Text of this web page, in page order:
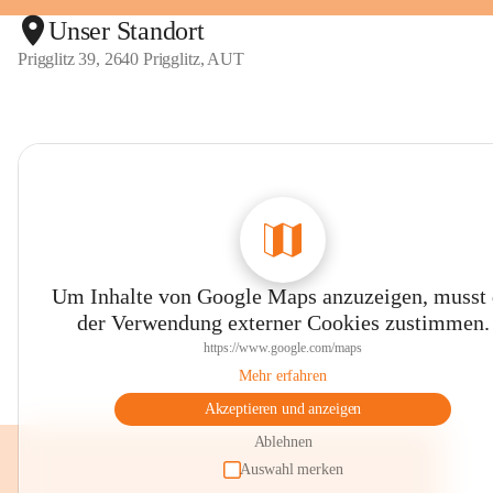
Unser Standort
Prigglitz 39, 2640 Prigglitz, AUT
Um Inhalte von Google Maps anzuzeigen, musst
der Verwendung externer Cookies zustimmen.
https://www.google.com/maps
Mehr erfahren
Akzeptieren und anzeigen
Ablehnen
Auswahl merken